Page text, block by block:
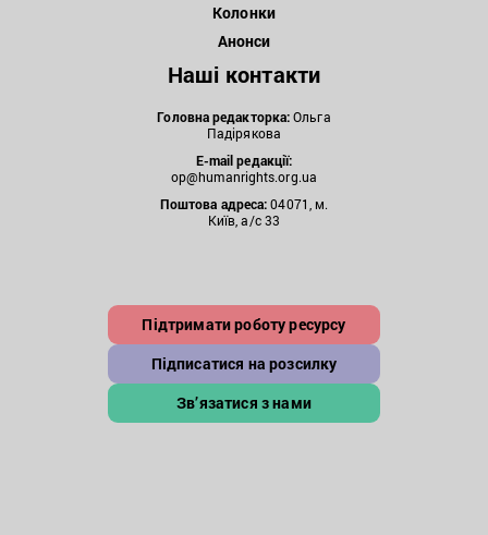
Колонки
Анонси
Наші контакти
Головна редакторка:Ольга
Падірякова
E-mail редакції:
op@humanrights.org.ua
Поштова адреса:04071, м.
Київ, а/с 33
Підтримати роботу ресурсу
Підписатися на розсилку
Зв’язатися з нами